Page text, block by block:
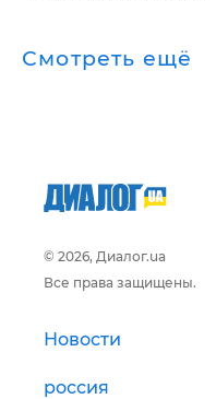
Смотреть ещё
© 2026, Диалог.ua
Все права защищены.
Новости
россия